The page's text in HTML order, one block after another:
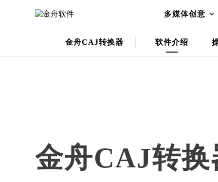
多媒体创意
金舟CAJ转换器 软件介绍
金舟CAJ转换